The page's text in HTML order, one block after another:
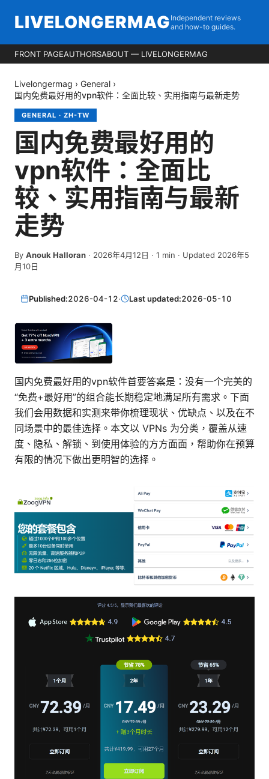
LIVELONGERMAG Independent reviews
and how-to guides.
FRONT PAGEAUTHORSABOUT — LIVELONGERMAG
Livelongermag › General ›
国内免费最好用的vpn软件：全面比较、实用指南与最新走势
GENERAL · ZH-TW
国内免费最好用的
vpn软件：全面比
较、实用指南与最新
走势
By Anouk Halloran · 2026年4月12日 · 1 min · Updated 2026年5
月10日
Published:2026-04-12· Last updated:2026-05-10
国内免费最好用的vpn软件首要答案是：没有一个完美的
“免费+最好用”的组合能长期稳定地满足所有需求。下面
我们会用数据和实测来带你梳理现状、优缺点、以及在不
同场景中的最佳选择。本文以 VPNs 为分类，覆盖从速
度、隐私、解锁、到使用体验的方方面面，帮助你在预算
有限的情况下做出更明智的选择。